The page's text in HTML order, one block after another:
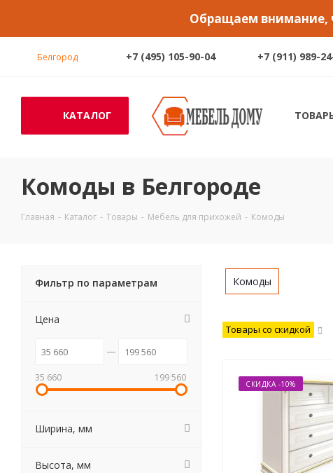
Обращаем внимание,
Белгород +7 (495) 105-90-04 +7 (911) 989-
КАТАЛОГ
Комоды в Белгороде
Главная - Каталог - Товары - Мебель для прихожей - Комоды
Комоды
Товары со скидкой
СКИДКА -10%
Фильтр по параметрам
Цена
35 660 199 560
Ширина, мм
Высота, мм